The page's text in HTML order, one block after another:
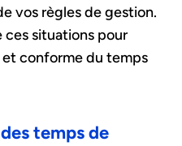
vos règles de gestion.
situations pour
conforme du temps
temps de